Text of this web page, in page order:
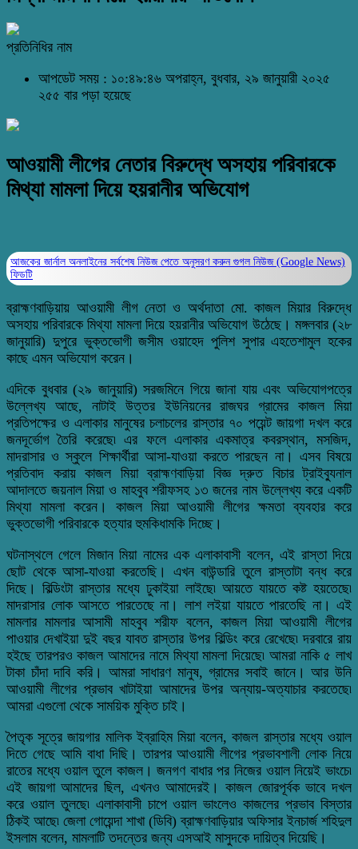
প্রতিনিধির নাম
আপডেট সময় : ১০:৪৯:৪৬ অপরাহ্ন, বুধবার, ২৯ জানুয়ারী ২০২৫
২৫৫ বার পড়া হয়েছে
আওয়ামী লীগের নেতার বিরুদ্ধে অসহায় পরিবারকে
মিথ্যা মামলা দিয়ে হয়রানীর অভিযোগ
আজকের জার্নাল অনলাইনের সর্বশেষ নিউজ পেতে অনুসরণ করুন গুগল নিউজ (Google News)
ফিডটি
ব্রাহ্মণবাড়িয়ায় আওয়ামী লীগ নেতা ও অর্থদাতা মো. কাজল মিয়ার বিরুদ্ধে
অসহায় পরিবারকে মিথ্যা মামলা দিয়ে হয়রানীর অভিযোগ উঠেছে। মঙ্গলবার (২৮
জানুয়ারি) দুপুরে ভুক্তভোগী জসীম ওয়াহেদ পুলিশ সুপার এহতেশামুল হকের
কাছে এমন অভিযোগ করেন।
এদিকে বুধবার (২৯ জানুয়ারি) সরজমিনে গিয়ে জানা যায় এবং অভিযোগপত্রে
উল্লেখ্য আছে, নাটাই উত্তর ইউনিয়নের রাজঘর গ্রামের কাজল মিয়া
প্রতিপক্ষের ও এলাকার মানুষের চলাচলের রাস্তার ৭০ পয়েন্ট জায়গা দখল করে
জনদূর্ভোগ তৈরি করেছে৷ এর ফলে এলাকার একমাত্র কবরস্থান, মসজিদ,
মাদরাসার ও স্কুলে শিক্ষার্থীরা আসা-যাওয়া করতে পারছেন না। এসব বিষয়ে
প্রতিবাদ করায় কাজল মিয়া ব্রাহ্মণবাড়িয়া বিজ্ঞ দ্রুত বিচার ট্রাইব্যুনাল
আদালতে জয়নাল মিয়া ও মাহবুব শরীফসহ ১৩ জনের নাম উল্লেখ্য করে একটি
মিথ্যা মামলা করেন। কাজল মিয়া আওয়ামী লীগের ক্ষমতা ব্যবহার করে
ভুক্তভোগী পরিবারকে হত্যার হুমকিধামকি দিচ্ছে।
ঘটনাস্থলে গেলে মিজান মিয়া নামের এক এলাকাবাসী বলেন, এই রাস্তা দিয়ে
ছোট থেকে আসা-যাওয়া করতেছি। এখন বাউন্ডারি তুলে রাস্তাটা বন্ধ করে
দিছে। বিল্ডিংটা রাস্তার মধ্যে ঢুকাইয়া লাইছে৷ আয়তে যায়তে কষ্ট হয়তেছে৷
মাদরাসার লোক আসতে পারতেছে না। লাশ লইয়া যায়তে পারতেছি না। এই
মামলার মামলার আসামী মাহবুব শরীফ বলেন, কাজল মিয়া আওয়ামী লীগের
পাওয়ার দেখাইয়া দুই বছর যাবত রাস্তার উপর বিল্ডিং করে রেখেছে৷ দরবারে রায়
হইছে তারপরও কাজল আমাদের নামে মিথ্যা মামলা দিয়েছে৷ আমরা নাকি ৫ লাখ
টাকা চাঁদা দাবি করি। আমরা সাধারণ মানুষ, গ্রামের সবাই জানে। আর উনি
আওয়ামী লীগের প্রভাব খাটাইয়া আমাদের উপর অন্যায়-অত্যাচার করতেছে৷
আমরা এগুলো থেকে সাময়িক মুক্তি চাই।
পৈতৃক সূত্রে জায়গার মালিক ইব্রাহিম মিয়া বলেন, কাজল রাস্তার মধ্যে ওয়াল
দিতে গেছে আমি বাধা দিছি। তারপর আওয়ামী লীগের প্রভাবশালী লোক নিয়ে
রাতের মধ্যে ওয়াল তুলে কাজল। জনগণ বাধার পর নিজের ওয়াল নিয়েই ভাংচে৷
এই জায়গা আমাদের ছিল, এখনও আমাদেরই। কাজল জোরপূর্বক ভাবে দখল
করে ওয়াল তুলছে৷ এলাকাবাসী চাপে ওয়াল ভাংলেও কাজলের প্রভাব বিস্তার
ঠিকই আছে৷ জেলা গোয়েন্দা শাখা (ডিবি) ব্রাহ্মণবাড়িয়ার অফিসার ইনচার্জ শহিদুল
ইসলাম বলেন, মামলাটি তদন্তের জন্য এসআই মাসুদকে দায়িত্ব দিয়েছি।